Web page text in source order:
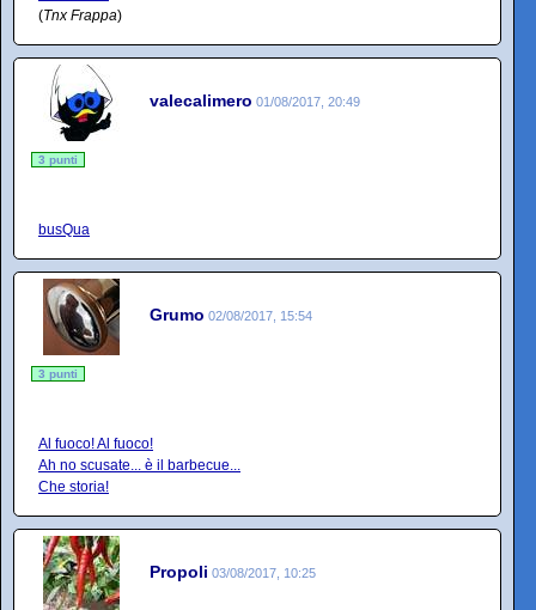
(Tnx Frappa)
valecalimero 01/08/2017, 20:49
3 punti
busQua
Grumo 02/08/2017, 15:54
3 punti
Al fuoco! Al fuoco!
Ah no scusate... è il barbecue...
Che storia!
Propoli 03/08/2017, 10:25